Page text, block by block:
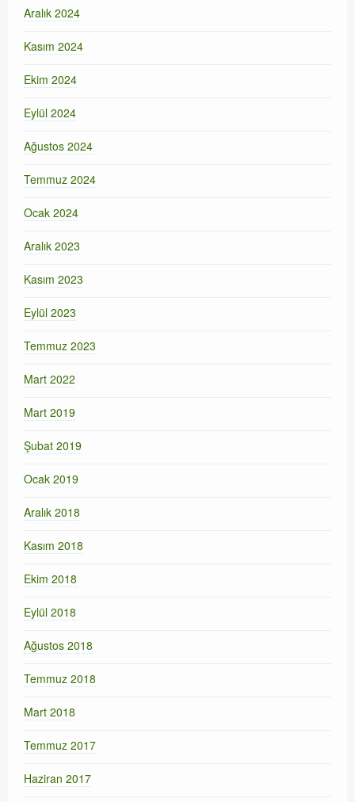
Aralık 2024
Kasım 2024
Ekim 2024
Eylül 2024
Ağustos 2024
Temmuz 2024
Ocak 2024
Aralık 2023
Kasım 2023
Eylül 2023
Temmuz 2023
Mart 2022
Mart 2019
Şubat 2019
Ocak 2019
Aralık 2018
Kasım 2018
Ekim 2018
Eylül 2018
Ağustos 2018
Temmuz 2018
Mart 2018
Temmuz 2017
Haziran 2017